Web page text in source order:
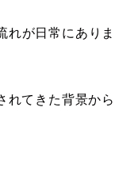
れが日常にありま
れてきた背景から